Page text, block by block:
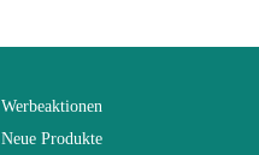
Nicht fixiert
Werbeaktionen
Neue Produkte